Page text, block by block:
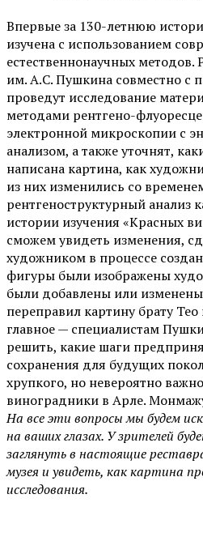
Впервые за 130-летнюю
изучена с использованием
естественнонаучных
им. А.С. Пушкина совместно с
проведут исследование
методами рентгено-
электронной микроскопии с
анализом, а также уточнят,
написана картина, как
из них изменились со
рентгеноструктурный анализ
истории изучения «Красных
сможем увидеть изменения,
художником в процессе
фигуры были изображены
были добавлены или изменены
переправил картину брату
главное — специалистам
решить, какие шаги
сохранения для будущих
хрупкого, но невероятно
виноградники в Арле.
На все эти вопросы мы будем
на ваших глазах. У зрителей
заглянуть в настоящие
музея и увидеть, как картина
исследования.